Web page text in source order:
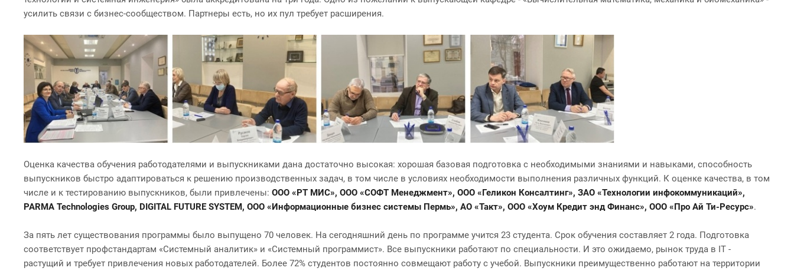
усилить связи с бизнес-сообществом. Партнеры есть, но их пул требует расширения.
Оценка качества обучения работодателями и выпускниками дана достаточно высокая: хорошая базовая подготовка с необходимыми знаниями и навыками, способность
выпускников быстро адаптироваться к решению производственных задач, в том числе в условиях необходимости выполнения различных функций. К оценке качества, в том
числе и к тестированию выпускников, были привлечены: ООО «РТ МИС», ООО «СОФТ Менеджмент», ООО «Геликон Консалтинг», ЗАО «Технологии инфокоммуникаций»,
PARMA Technologies Group, DIGITAL FUTURE SYSTEM, ООО «Информационные бизнес системы Пермь», АО «Такт», ООО «Хоум Кредит энд Финанс», ООО «Про Ай Ти-Ресурс».
За пять лет существования программы было выпущено 70 человек. На сегодняшний день по программе учится 23 студента. Срок обучения составляет 2 года. Подготовка
соответствует профстандартам «Системный аналитик» и «Системный программист». Все выпускники работают по специальности. И это ожидаемо, рынок труда в IT -
растущий и требует привлечения новых работодателей. Более 72% студентов постоянно совмещают работу с учебой. Выпускники преимущественно работают на территории